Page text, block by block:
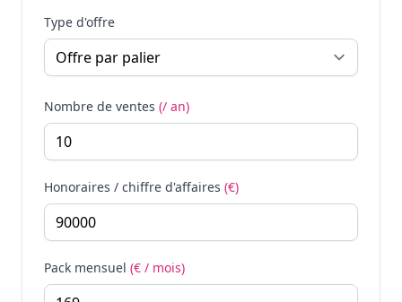
Type d'offre
Nombre de ventes (/ an)
Honoraires / chiffre d'affaires (€)
Pack mensuel (€ / mois)